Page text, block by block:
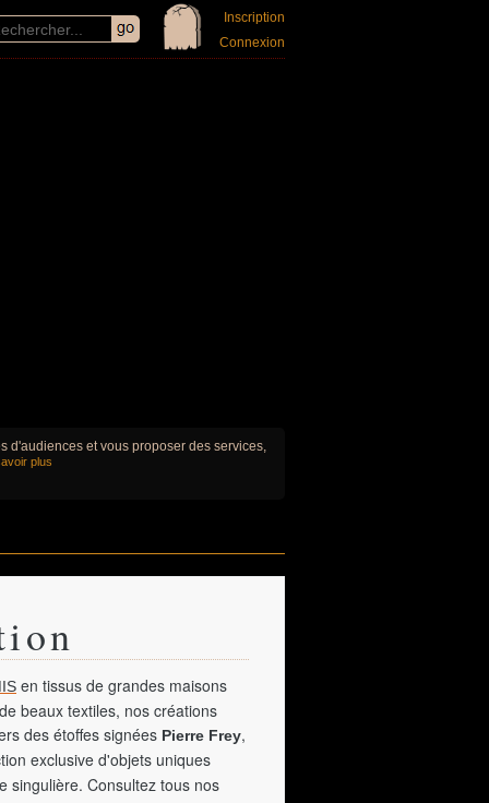
Inscription
Connexion
d'audiences et vous proposer des services,
plus
en tissus de grandes maisons
beaux textiles, nos créations
des étoffes signées Pierre Frey,
exclusive d'objets uniques
singulière. Consultez tous nos